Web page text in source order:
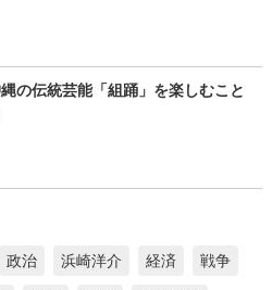
縄の伝統芸能「組踊」を楽しむこと
政治 浜崎洋介 経済 戦争